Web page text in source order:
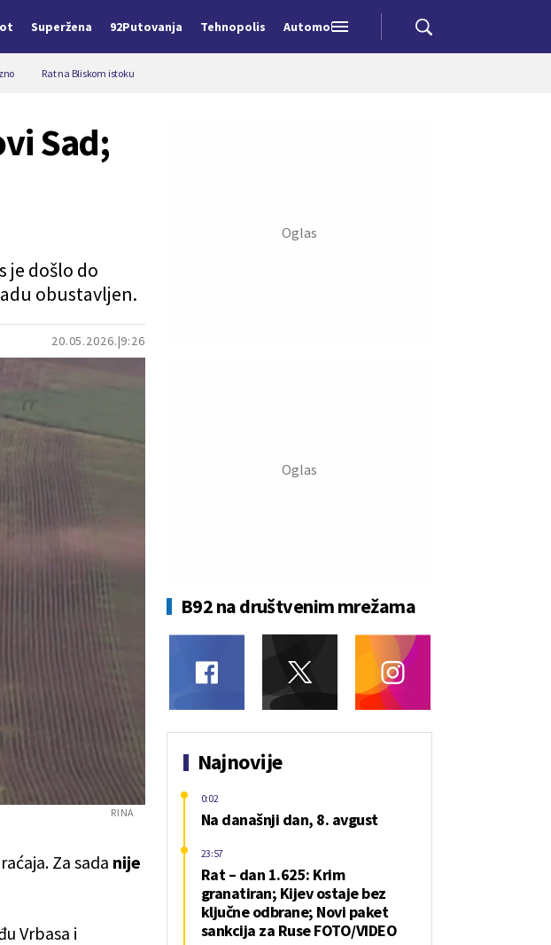
Superžena 92Putovanja Tehnopolis Automobili
Rat na Bliskom istoku
20.05.2026. 9:26
Sad;
je došlo do
obustavljen.
RINA
Za sada nije
Vrbasa i
B92 na društvenim mrežama
Najnovije
Na današnji dan, 8. avgust
0:02
Rat – dan 1.625: Krim
granatiran; Kijev ostaje bez
ključne odbrane; Novi paket
sankcija za Ruse FOTO/VIDEO
23:57